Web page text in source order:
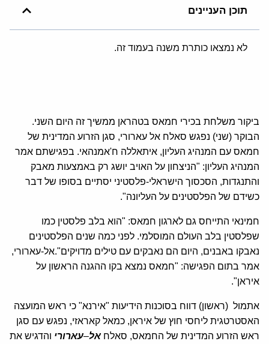
תוכן העניינים
לא נמצאו כותרת משנה בעמוד זה.
ביקור משלחת בכירי חמאס בטהראן ממשיך זה היום השני.
הבוקר (שני) נפגש סאלח אל עארורי, סגן הזרוע המדינית של
חמאס עם המנהיג העליון, איתאללה ח'אמנהאי. בפגישתם אמר
המנהיג העליון: "הניצחון על האויב יושג רק באמצעות מאבק
והתנגדות, הסכסוך הישראלי-פלסטיני יסתיים בסופו של דבר
כשידם של הפלסטינים על העליונה".
חמינאי התייחס גם לארגון חמאס: "הוא בלב פלסטין כמו
שפלסטין בלב העולם המוסלמי. לפני כמה שנים הפלסטינים
נאבקו באבנים, היום הם נאבקים עם טילים מדויקים".אל-עארורי,
אמר בתום הפגישה: "חמאס נמצא בקו ההגנה הראשון על
איראן".
אתמול (ראשון) דווח בסוכנות הידיעות "אירנא" כי ראש המועצה
האסטרטגית ליחסי חוץ של איראן, כמאל קאראזי, נפגש עם סגן
ראש הזרוע המדינית של החמאס, סאלח אל–עארורי והדגיש את